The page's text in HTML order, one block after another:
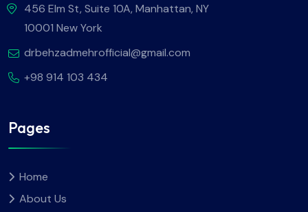
456 Elm St, Suite 10A, Manhattan, NY
10001 New York
drbehzadmehrofficial@gmail.com
+98 914 103 434
Pages
Home
About Us